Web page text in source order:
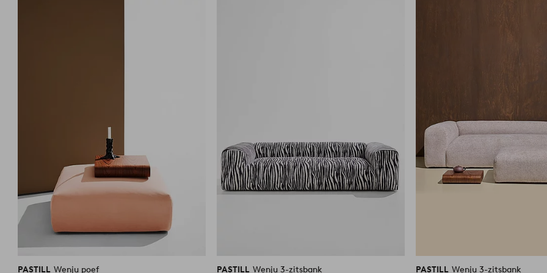
PASTILL Wenju poef PASTILL Wenju 3-zitsbank PASTILL Wenju 3-zitsbank